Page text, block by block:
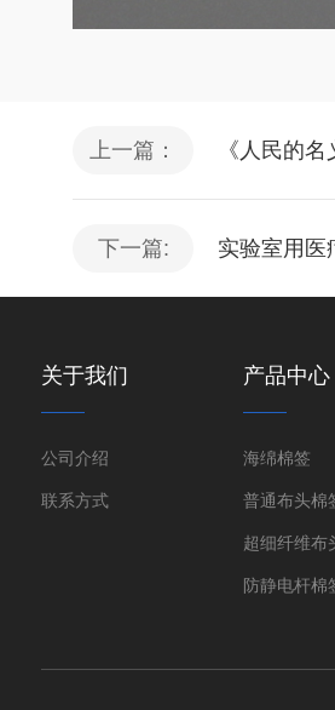
上一篇： 《人民的
下一篇: 实验室用医
关于我们
公司介绍
联系方式
产品中心
海绵棉签
普通布头棉
超细纤维布
防静电杆棉
IPA清洁棉